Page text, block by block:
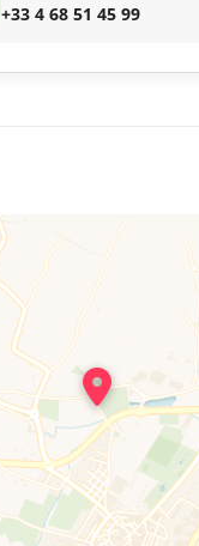
+33 4 68 51 45 99